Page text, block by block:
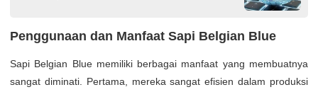
Penggunaan dan Manfaat Sapi Belgian Blue
Sapi Belgian Blue memiliki berbagai manfaat yang membuatnya
sangat diminati. Pertama, mereka sangat efisien dalam produksi